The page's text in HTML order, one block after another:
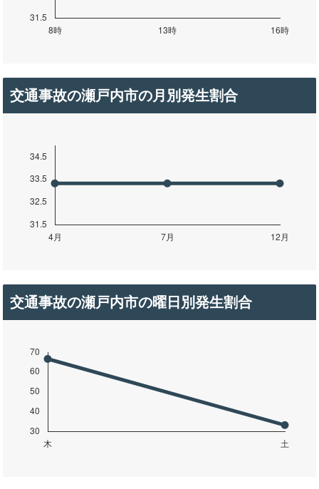
交通事故の瀬戸内市の月別発生割合
交通事故の瀬戸内市の曜日別発生割合